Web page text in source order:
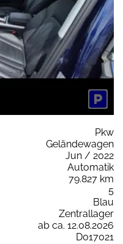
Pkw
Geländewagen
Jun / 2022
Automatik
79.827 km
5
Blau
Zentrallager
ab ca. 12.08.2026
D017021